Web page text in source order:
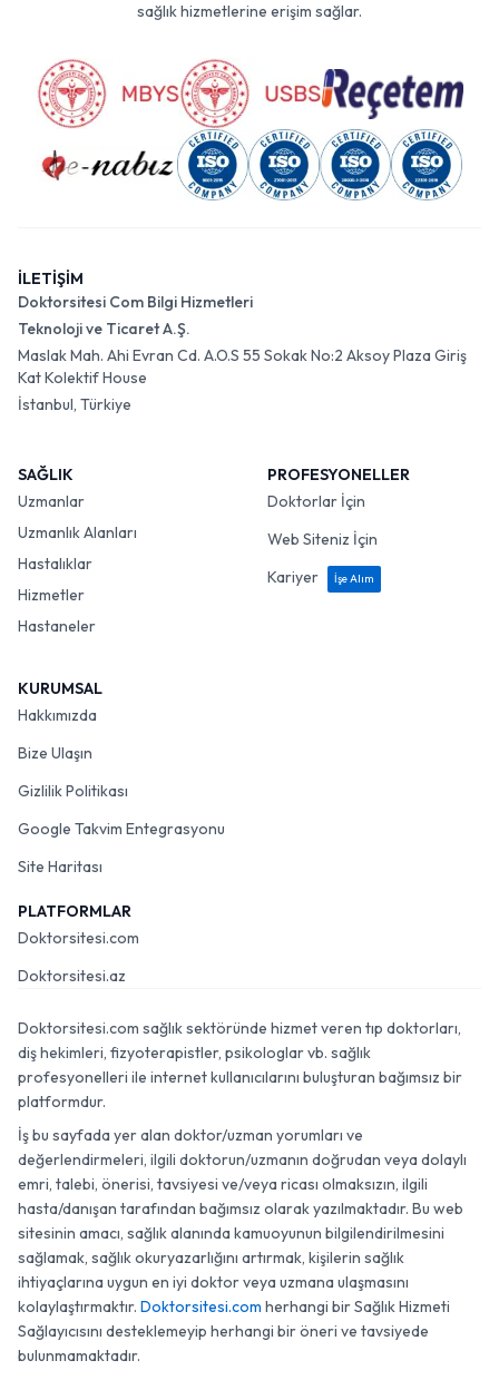
sağlık hizmetlerine erişim sağlar.
İLETİŞİM
Doktorsitesi Com Bilgi Hizmetleri
Teknoloji ve Ticaret A.Ş.
Maslak Mah. Ahi Evran Cd. A.O.S 55 Sokak No:2 Aksoy Plaza Giriş
Kat Kolektif House
İstanbul, Türkiye
SAĞLIK
Uzmanlar
Uzmanlık Alanları
Hastalıklar
Hizmetler
Hastaneler
PROFESYONELLER
Doktorlar İçin
Web Siteniz İçin
Kariyer
İşe Alım
KURUMSAL
Hakkımızda
Bize Ulaşın
Gizlilik Politikası
Google Takvim Entegrasyonu
Site Haritası
PLATFORMLAR
Doktorsitesi.com
Doktorsitesi.az
Doktorsitesi.com sağlık sektöründe hizmet veren tıp doktorları,
diş hekimleri, fizyoterapistler, psikologlar vb. sağlık
profesyonelleri ile internet kullanıcılarını buluşturan bağımsız bir
platformdur.
İş bu sayfada yer alan doktor/uzman yorumları ve
değerlendirmeleri, ilgili doktorun/uzmanın doğrudan veya dolaylı
emri, talebi, önerisi, tavsiyesi ve/veya ricası olmaksızın, ilgili
hasta/danışan tarafından bağımsız olarak yazılmaktadır. Bu web
sitesinin amacı, sağlık alanında kamuoyunun bilgilendirilmesini
sağlamak, sağlık okuryazarlığını artırmak, kişilerin sağlık
ihtiyaçlarına uygun en iyi doktor veya uzmana ulaşmasını
kolaylaştırmaktır. Doktorsitesi.com herhangi bir Sağlık Hizmeti
Sağlayıcısını desteklemeyip herhangi bir öneri ve tavsiyede
bulunmamaktadır.